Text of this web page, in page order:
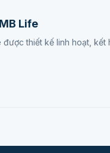
Life
được thiết kế linh hoạt,